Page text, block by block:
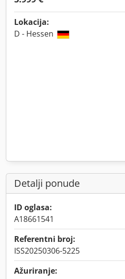
Lokacija:
D - Hessen
Detalji ponude
ID oglasa:
A18661541
Referentni broj:
ISS20250306-5225
Ažuriranje: